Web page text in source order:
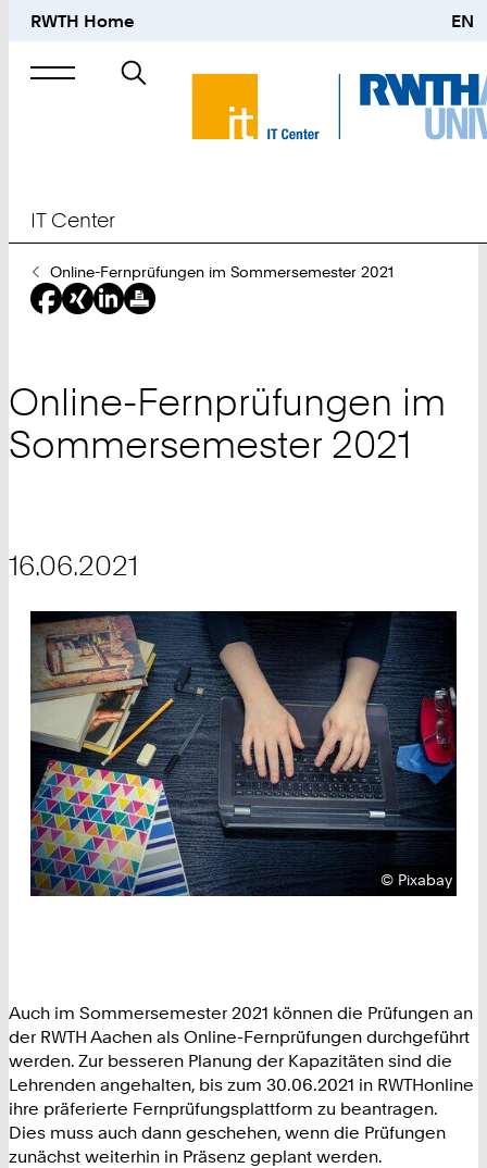
RWTH Home EN
Suche
nach
IT Center
Sie
sind
hier:
Online-Fernprüfungen im Sommersemester 2021
Online-Fernprüfungen im
Sommersemester 2021
16.06.2021
© Pixabay
Auch im Sommersemester 2021 können die Prüfungen an
der RWTH Aachen als Online-Fernprüfungen durchgeführt
werden. Zur besseren Planung der Kapazitäten sind die
Lehrenden angehalten, bis zum 30.06.2021 in RWTHonline
ihre präferierte Fernprüfungsplattform zu beantragen.
Dies muss auch dann geschehen, wenn die Prüfungen
zunächst weiterhin in Präsenz geplant werden.